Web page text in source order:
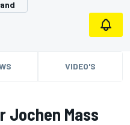
VIDEO'S
Jochen Mass